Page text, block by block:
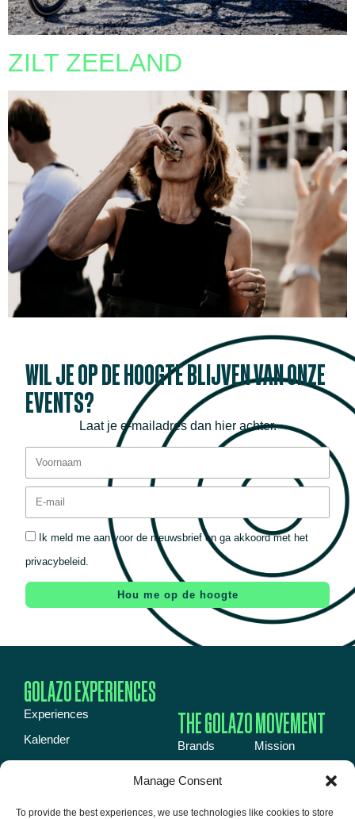
Manage Consent
To provide the best experiences, we use technologies like cookies to store
ZILT ZEELAND
WIL JE OP DE HOOGTE BLIJVEN VAN ONZE
EVENTS?
Laat je e-mailadres dan hier achter.
Ik meld me aan voor de nieuwsbrief en ga akkoord met het
privacybeleid.
Hou me op de hoogte
GOLAZO EXPERIENCES
Experiences
Kalender
Inspiration book
Event venues
THE GOLAZO MOVEMENT
Brands
Mission